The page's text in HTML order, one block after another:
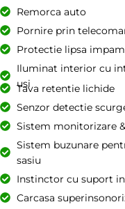
Remorca auto
Pornire prin
Protectie lipsa
Iluminat interior cu
usi
Tava retentie lichide
Senzor detectie
Sistem monitorizare
Sistem buzunare
sasiu
Instinctor cu suport
Carcasa